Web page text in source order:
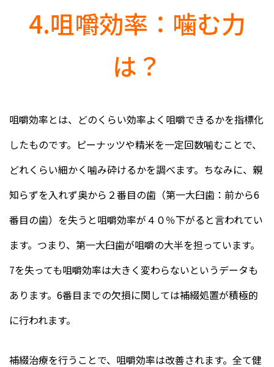
4.咀嚼効率：噛む力
は？
咀嚼効率とは、どのくらい効率よく咀嚼できるかを指標化
したものです。ピーナッツや精米を一定回数噛むことで、
どれくらい細かく噛み砕けるかを調べます。ちなみに、親
知らずを入れず奥から２番目の歯（第一大臼歯：前から6
番目の歯）を失うと咀嚼効率が４０％下がると言われてい
ます。つまり、第一大臼歯が咀嚼の大半を担っています。
7を失っても咀嚼効率は大きく変わらないというデータも
あります。6番目までの欠損に関しては補綴処置が積極的
に行われます。
補綴治療を行うことで、咀嚼効率は改善されます。全て健